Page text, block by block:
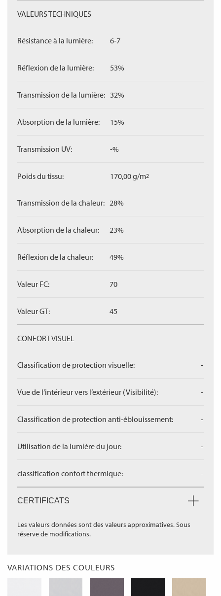
VALEURS TECHNIQUES
Résistance à la lumière: 6-7
Réflexion de la lumière: 53%
Transmission de la lumière: 32%
Absorption de la lumière: 15%
Transmission UV: -%
Poids du tissu: 170,00 g/m2
Transmission de la chaleur: 28%
Absorption de la chaleur: 23%
Réflexion de la chaleur: 49%
Valeur FC: 70
Valeur GT: 45
CONFORT VISUEL
Classification de protection visuelle: -
Vue de l‘intérieur vers l‘extérieur (Visibilité): -
Classification de protection anti-éblouissement: -
Utilisation de la lumière du jour: -
classification confort thermique: -
CERTIFICATS
Les valeurs données sont des valeurs approximatives. Sous
réserve de modifications.
VARIATIONS DES COULEURS